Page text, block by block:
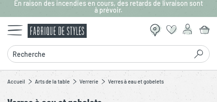
Aller au contenu principal
En raison des incendies en cours, des retards de livraison sont
à prévoir.
Recherche
Accueil Arts de la table Verrerie Verres à eau et gobelets